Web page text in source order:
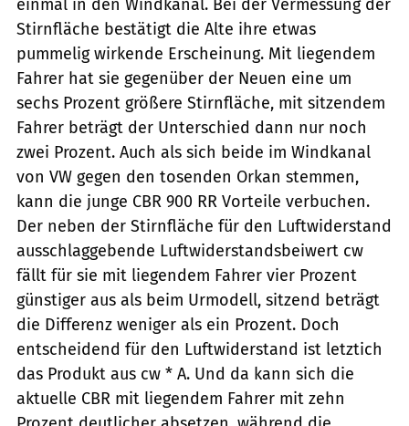
einmal in den Windkanal. Bei der Vermessung der
Stirnfläche bestätigt die Alte ihre etwas
pummelig wirkende Erscheinung. Mit liegendem
Fahrer hat sie gegenüber der Neuen eine um
sechs Prozent größere Stirnfläche, mit sitzendem
Fahrer beträgt der Unterschied dann nur noch
zwei Prozent. Auch als sich beide im Windkanal
von VW gegen den tosenden Orkan stemmen,
kann die junge CBR 900 RR Vorteile verbuchen.
Der neben der Stirnfläche für den Luftwiderstand
ausschlaggebende Luftwiderstandsbeiwert cw
fällt für sie mit liegendem Fahrer vier Prozent
günstiger aus als beim Urmodell, sitzend beträgt
die Differenz weniger als ein Prozent. Doch
entscheidend für den Luftwiderstand ist letztich
das Produkt aus cw * A. Und da kann sich die
aktuelle CBR mit liegendem Fahrer mit zehn